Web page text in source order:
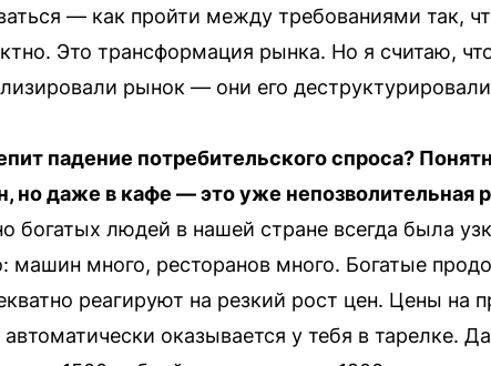
— как пройти между требованиями так,
Это трансформация рынка. Но я считаю,
рынок — они его
падение потребительского спроса?
но даже в кафе — это уже непозволительная
богатых людей в нашей стране всегда была
машин много, ресторанов много. Богатые
реагируют на резкий рост цен. Цены на
оказывается у тебя в тарелке.